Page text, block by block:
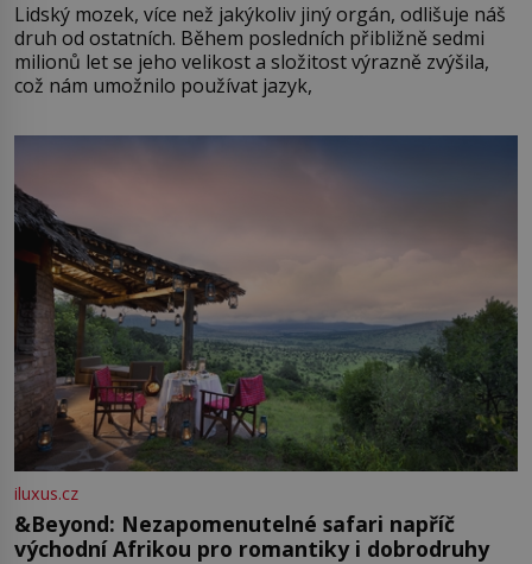
Lidský mozek, více než jakýkoliv jiný orgán, odlišuje náš
druh od ostatních. Během posledních přibližně sedmi
milionů let se jeho velikost a složitost výrazně zvýšila,
což nám umožnilo používat jazyk,
iluxus.cz
&Beyond: Nezapomenutelné safari napříč
východní Afrikou pro romantiky i dobrodruhy